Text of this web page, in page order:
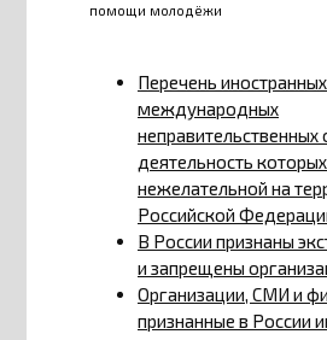
помощи молодёжи
Перечень
международных
неправительственных
деятельность
нежелательной на
Российской
В России признаны
и запрещены
Организации, СМИ и
признанные в России